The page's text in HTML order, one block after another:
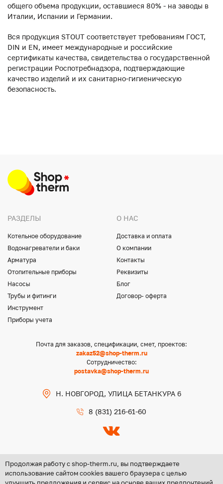
общего объема продукции, оставшиеся 80% - на заводы в
Италии, Испании и Германии.
Вся продукция STOUT соответствует требованиям ГОСТ,
DIN и EN, имеет международные и российские
сертификаты качества, свидетельства о государственной
регистрации Роспотребнадзора, подтверждающие
качество изделий и их санитарно-гигиеническую
безопасность.
РАЗДЕЛЫ
Котельное оборудование
Водонагреватели и баки
Арматура
Отопительные приборы
Насосы
Трубы и фитинги
Инструмент
Приборы учета
О НАС
Доставка и оплата
О компании
Контакты
Реквизиты
Блог
Договор- оферта
Почта для заказов, спецификации, смет, проектов:
zakaz52@shop-therm.ru
Сотрудничество:
postavka@shop-therm.ru
Н. НОВГОРОД, УЛИЦА БЕТАНКУРА 6
8 (831) 216-61-60
Продолжая работу с shop-therm.ru, вы подтверждаете
использование сайтом cookies вашего браузера с целью